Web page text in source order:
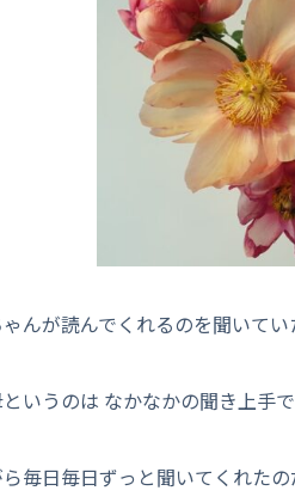
んが読んでくれるのを聞いて
いうのは なかなかの聞き上手
毎日毎日ずっと聞いてくれた